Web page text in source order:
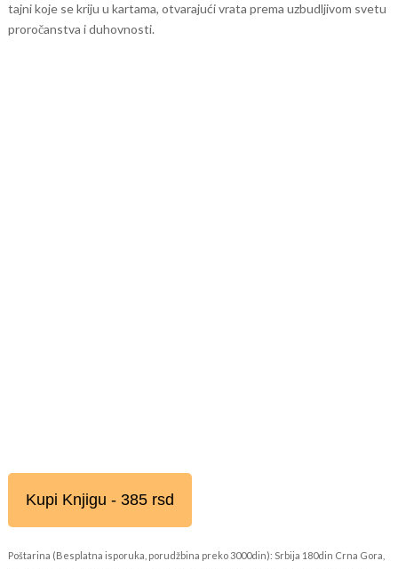
tajni koje se kriju u kartama, otvarajući vrata prema uzbudljivom svetu
proročanstva i duhovnosti.
Kupi Knjigu - 385 rsd
Poštarina (Besplatna isporuka, porudžbina preko 3000din): Srbija 180din Crna Gora,